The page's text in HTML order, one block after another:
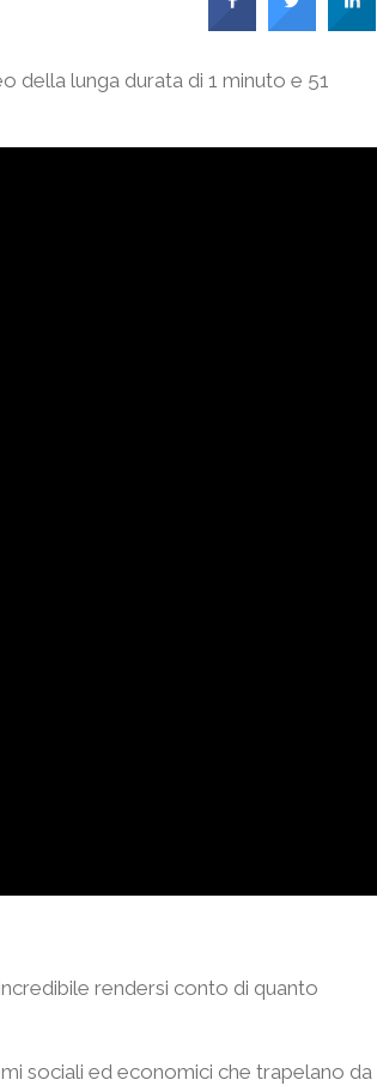
della lunga durata di 1 minuto e 51
rendersi conto di quanto
sociali ed economici che trapelano da